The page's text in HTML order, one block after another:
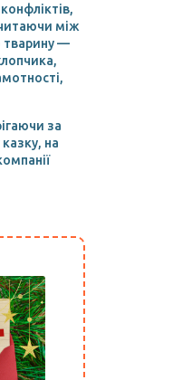
між
тварину —
за
на